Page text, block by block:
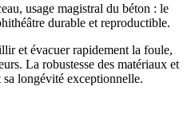
usage magistral du béton : le
durable et reproductible.
et évacuer rapidement la foule,
La robustesse des matériaux et
longévité exceptionnelle.